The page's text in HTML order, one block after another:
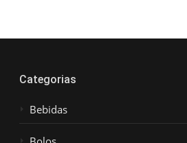
Categorias
Bebidas